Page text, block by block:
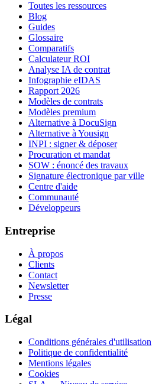
Toutes les ressources
Blog
Guides
Glossaire
Comparatifs
Calculateur ROI
Analyse IA de contrat
Infographie eIDAS
Rapport 2026
Modèles de contrats
Modèles premium
Alternative à DocuSign
Alternative à Yousign
INPI : signer & déposer
Procuration et mandat
SOW : énoncé des travaux
Signature électronique par ville
Centre d'aide
Communauté
Développeurs
Entreprise
À propos
Clients
Contact
Newsletter
Presse
Légal
Conditions générales d'utilisation
Politique de confidentialité
Mentions légales
Cookies